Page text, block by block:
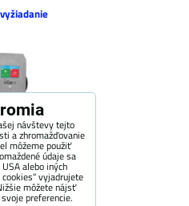
návštevy tejto
a zhromažďovanie
môžeme použiť
údaje sa
alebo iných
vyjadrujete
môžete nájsť
preferencie.